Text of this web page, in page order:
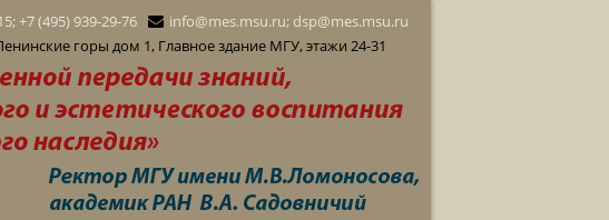
+7 (495) 939-29-76
info@mes.msu.ru; dsp@mes.msu.ru
горы дом 1, Главное здание МГУ, этажи 24-31